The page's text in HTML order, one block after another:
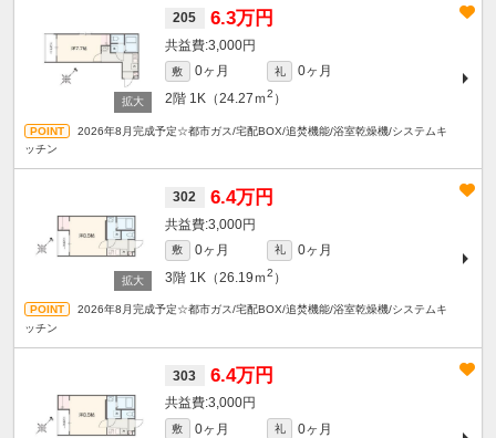
205 6.3万円
3,000円
敷 0ヶ月 礼
0ヶ月
2階 1K（24.27ｍ2 ）
2026年8月完成予定☆都市ガス/宅配BOX/追焚機能/浴室乾燥機/システムキ
ッチン
302 6.4万円
3,000円
敷 0ヶ月 礼
0ヶ月
3階 1K（26.19ｍ2 ）
2026年8月完成予定☆都市ガス/宅配BOX/追焚機能/浴室乾燥機/システムキ
ッチン
303 6.4万円
3,000円
敷 0ヶ月 礼
0ヶ月